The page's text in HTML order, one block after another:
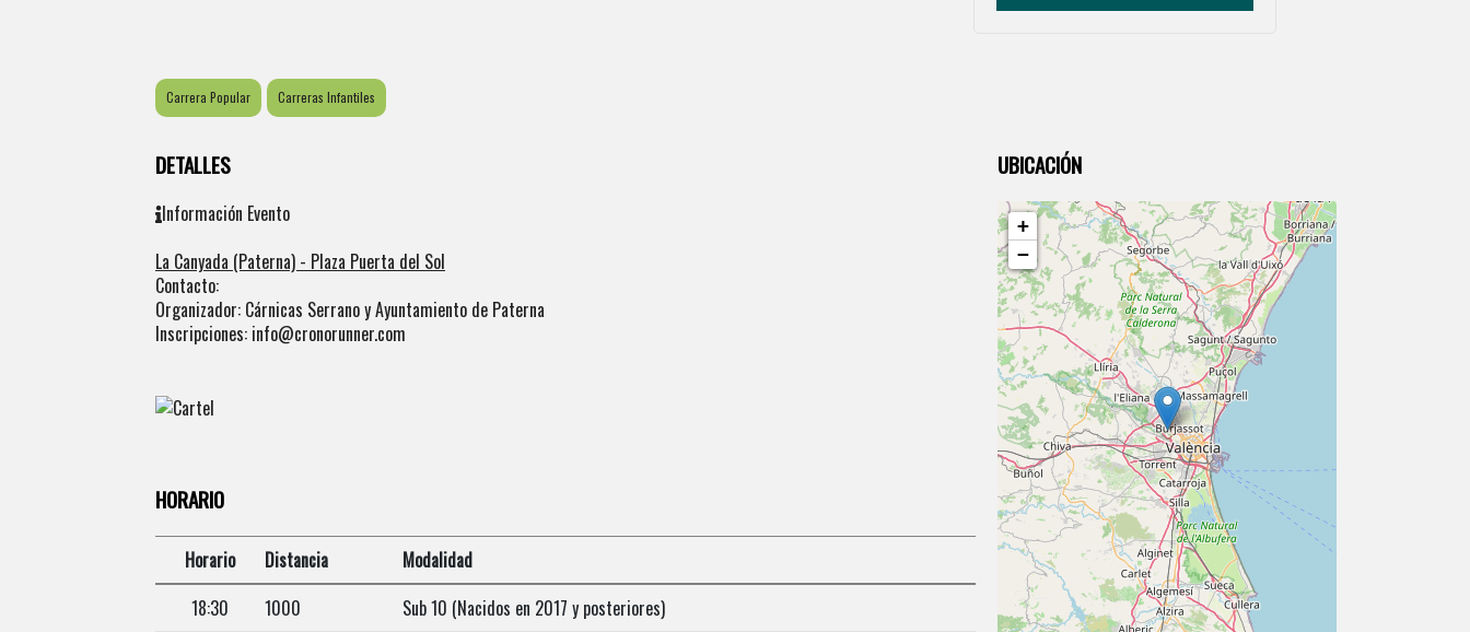
Carrera Popular Carreras Infantiles
DETALLES
Información Evento
La Canyada (Paterna) - Plaza Puerta del Sol
Contacto:
Organizador: Cárnicas Serrano y Ayuntamiento de Paterna
Inscripciones: info@cronorunner.com
HORARIO
Horario Distancia
Modalidad
18:30
1000 Sub 10 (Nacidos en 2017 y posteriores)
UBICACIÓN
+
−